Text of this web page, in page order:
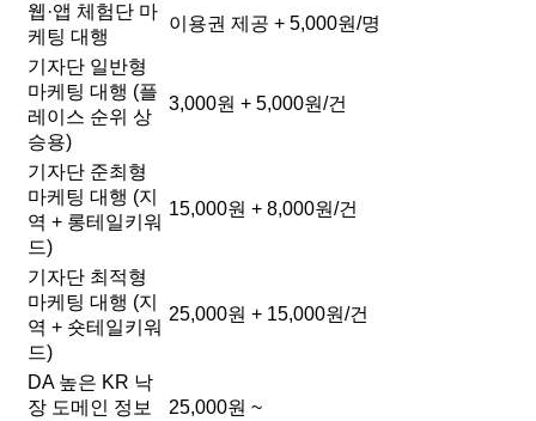
웹·앱 체험단 마
케팅 대행
이용권 제공 + 5,000원/명
기자단 일반형
마케팅 대행 (플
레이스 순위 상
승용)
3,000원 + 5,000원/건
기자단 준최형
마케팅 대행 (지
역 + 롱테일키워
드)
15,000원 + 8,000원/건
기자단 최적형
마케팅 대행 (지
역 + 숏테일키워
드)
25,000원 + 15,000원/건
DA 높은 KR 낙
장 도메인 정보
25,000원 ~